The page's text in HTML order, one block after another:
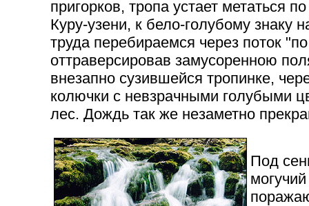
пригорков, тропа устает метаться
Куру-узени, к бело-голубому знаку
труда перебираемся через поток
оттраверсировав замусоренною
внезапно сузившейся тропинке,
колючки с невзрачными голубыми
лес. Дождь так же незаметно
Под